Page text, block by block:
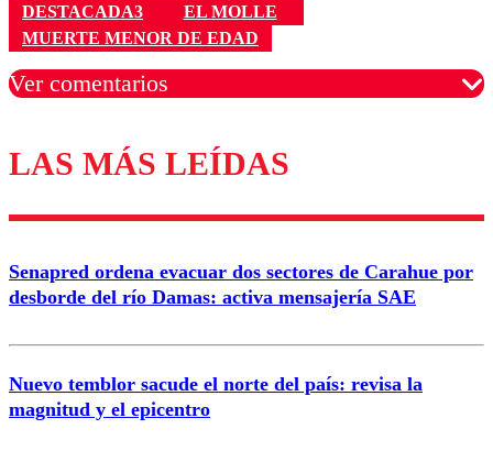
DESTACADA3
EL MOLLE
MUERTE MENOR DE EDAD
Ver comentarios
Los comentarios son moderados para garantizar un
diálogo respetuoso.
Correo
LAS MÁS LEÍDAS
Senapred ordena evacuar dos sectores de Carahue por
desborde del río Damas: activa mensajería SAE
Nuevo temblor sacude el norte del país: revisa la
magnitud y el epicentro